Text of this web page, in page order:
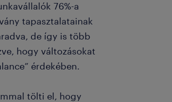
76%-a
tapasztalatainak
de így is több
hogy változásokat
érdekében.
tölti el, hogy